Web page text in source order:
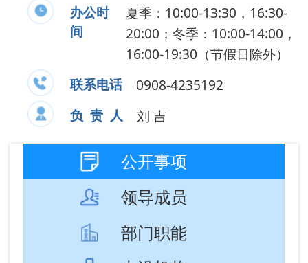
负 责 人
刘 吉
公开事项
领导成员
事故通报
隐患排查
防灾救灾 结果公示
信息标题 文 号
日期